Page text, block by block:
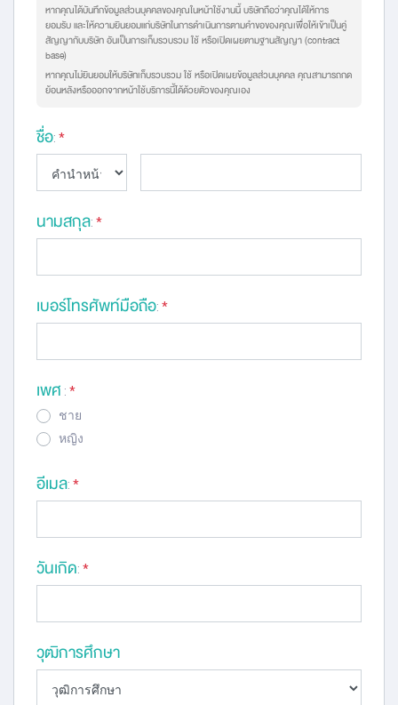
หากคุณได้บันทึกข้อมูลส่วนบุคคลของคุณในหน้าใช้งานนี้ บริษัทถือว่าคุณได้ให้การ
ยอมรับ และให้ความยินยอมแก่บริษัทในการดำเนินการตามคำขอของคุณเพื่อให้เข้าเป็นคู่
สัญญากับบริษัท อันเป็นการเก็บรวบรวม ใช้ หรือเปิดเผยตามฐานสัญญา (contract
base)
หากคุณไม่ยินยอมให้บริษัทเก็บรวบรวม ใช้ หรือเปิดเผยข้อมูลส่วนบุคคล คุณสามารถกด
ย้อนหลังหรือออกจากหน้าใช้บริการนี้ได้ด้วยตัวของคุณเอง
ชื่อ: *
นามสกุล: *
เบอร์โทรศัพท์มือถือ: *
เพศ : *
ชาย
หญิง
อีเมล: *
วันเกิด: *
วุฒิการศึกษา